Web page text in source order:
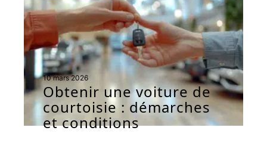
10 mars 2026
Obtenir une voiture de
courtoisie : démarches
et conditions